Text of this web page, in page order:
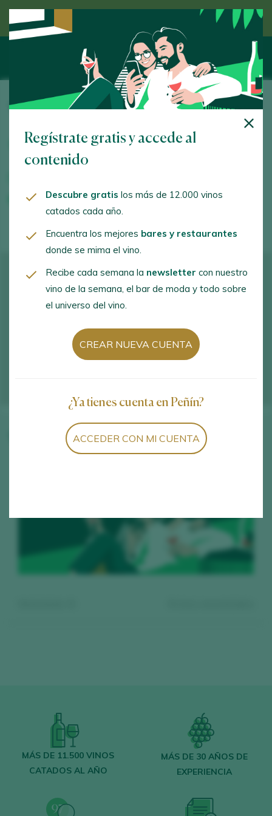
Descubre el vino de la mano de un experto
Vinícola Valmadrigal
Camino Valmoro, s/n. Castrotierra de Valmadrigal.
24323 - León
+34987784249
Vinos de la bodega
Regístrate gratis y accede al
contenido
Descubre gratis
los más de 12.000 vinos
MÁS DE 11.500 VINOS
CATADOS AL AÑO
MÁS DE 30 AÑOS DE
EXPERIENCIA
Regístrate gratis y accede al
contenido
Descubre gratis los más de 12.000 vinos
catados cada año.
Encuentra los mejores bares y restaurantes
donde se mima el vino.
Recibe cada semana la newsletter con nuestro
vino de la semana, el bar de moda y todo sobre
el universo del vino.
CREAR NUEVA CUENTA
¿Ya tienes cuenta en Peñín?
ACCEDER CON MI CUENTA